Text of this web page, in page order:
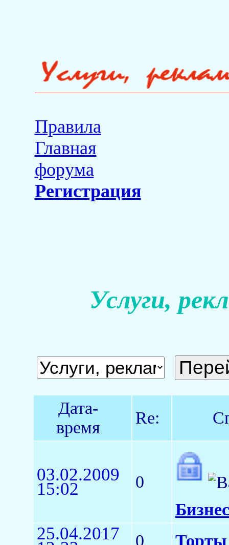
Правила
Главная
форума
Регистрация
Услуги,
Дата-
время
Re:
03.02.2009
15:02
0
25.04.2017 0